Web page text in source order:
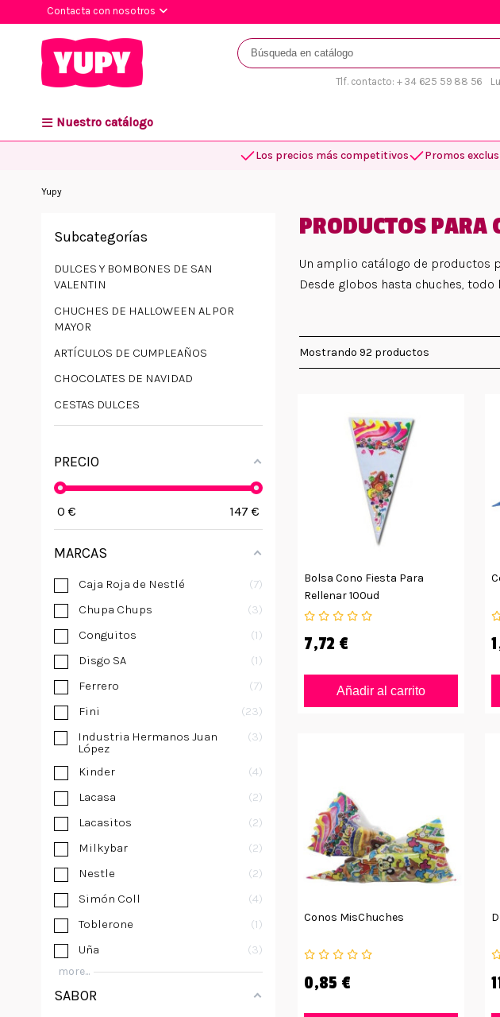
Contacta con nosotros
Tlf. contacto: + 34 625 59 88 56
Nuestro catálogo
Los precios más competitivos Promos
Yupy
Subcategorías
DULCES Y BOMBONES DE SAN
VALENTIN
CHUCHES DE HALLOWEEN AL POR
MAYOR
ARTÍCULOS DE CUMPLEAÑOS
CHOCOLATES DE NAVIDAD
CESTAS DULCES
PRECIO
0 € 147 €
MARCAS
Caja Roja de Nestlé
7
Chupa Chups
3
Conguitos
1
Disgo SA
1
Ferrero
7
Fini
23
Industria Hermanos Juan
López
3
Kinder
4
Lacasa
2
Lacasitos
2
Milkybar
2
Nestle
2
Simón Coll
4
Toblerone
1
Uña
3
more...
SABOR
PRODUCTOS PARA
Un amplio catálogo de productos
Desde globos hasta chuches,
Mostrando 92 productos
Bolsa Cono Fiesta Para
Rellenar 100ud
7,72 €
Añadir al carrito
Conos MisChuches
0,85 €